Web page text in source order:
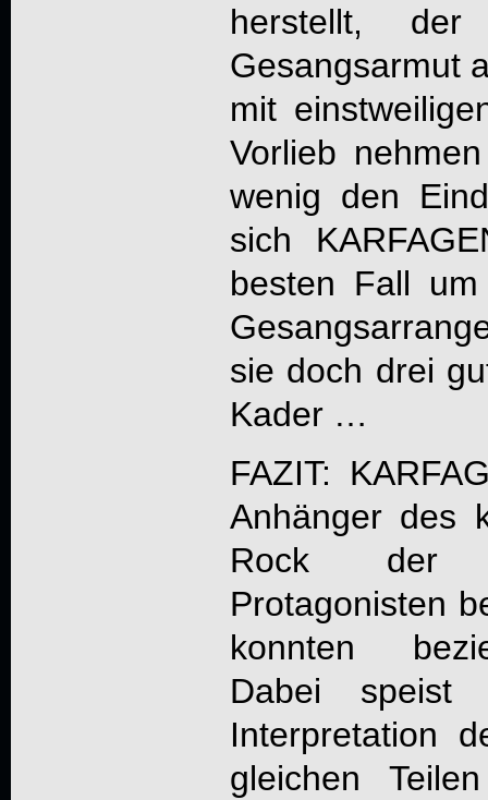
herstellt,
Gesangsarmut
mit
Vorlieb
wenig den
sich
besten Fall
sie doch drei
Kader …
FAZIT:
Anhänger des
Rock der
Protagonisten
konnten
Dabei speist
Interpretation
gleichen